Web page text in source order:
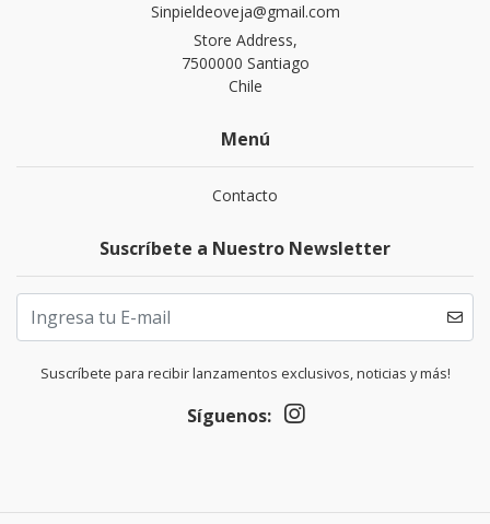
Sinpieldeoveja@gmail.com
Store Address,
7500000 Santiago
Chile
Menú
Contacto
Suscríbete a Nuestro Newsletter
Suscríbete para recibir lanzamentos exclusivos, noticias y más!
Síguenos: